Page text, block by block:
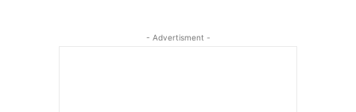
- Advertisment -